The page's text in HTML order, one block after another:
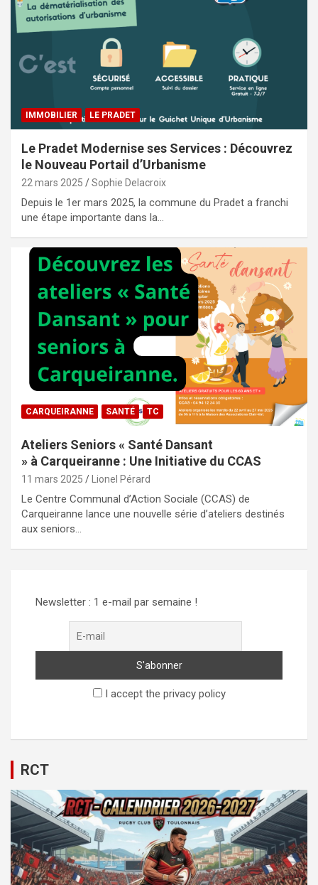
IMMOBILIER LE PRADET
Le Pradet Modernise ses Services : Découvrez
le Nouveau Portail d’Urbanisme
22 mars 2025 Sophie Delacroix
Depuis le 1er mars 2025, la commune du Pradet a franchi
une étape importante dans la…
CARQUEIRANNE SANTÉ TC
Ateliers Seniors « Santé Dansant
» à Carqueiranne : Une Initiative du CCAS
11 mars 2025 Lionel Pérard
Le Centre Communal d’Action Sociale (CCAS) de
Carqueiranne lance une nouvelle série d’ateliers destinés
aux seniors…
Newsletter : 1 e-mail par semaine !
I accept the privacy policy
RCT